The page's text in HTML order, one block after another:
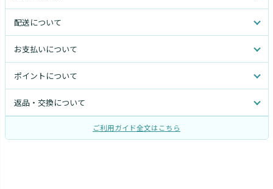
配送について
お支払いについて
ポイントについて
返品・交換について
ご利用ガイド全文はこちら